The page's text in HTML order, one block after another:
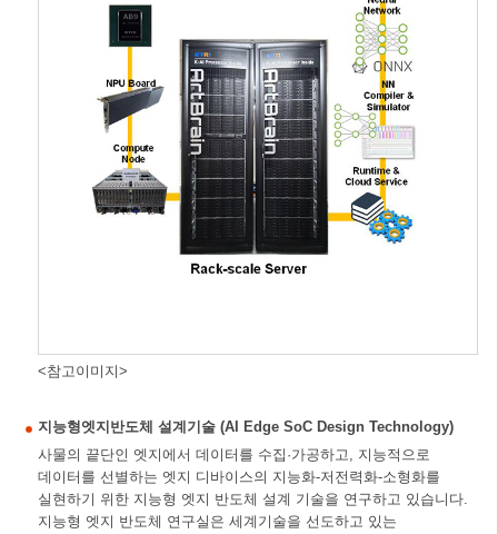
<참고이미지>
지능형엣지반도체 설계기술 (AI Edge SoC Design Technology)
사물의 끝단인 엣지에서 데이터를 수집·가공하고, 지능적으로
데이터를 선별하는 엣지 디바이스의 지능화-저전력화-소형화를
실현하기 위한 지능형 엣지 반도체 설계 기술을 연구하고 있습니다.
지능형 엣지 반도체 연구실은 세계기술을 선도하고 있는